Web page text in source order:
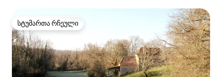
სტუმართა რჩეული
სტუმართა რჩეული